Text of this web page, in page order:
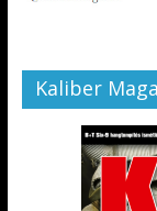
Kaliber